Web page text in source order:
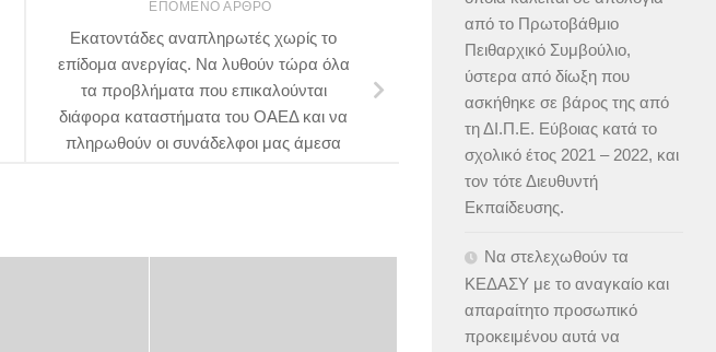
ΕΠΌΜΕΝΟ ΆΡΘΡΟ
Εκατοντάδες αναπληρωτές χωρίς το
επίδομα ανεργίας. Να λυθούν τώρα όλα
τα προβλήματα που επικαλούνται
διάφορα καταστήματα του ΟΑΕΔ και να
πληρωθούν οι συνάδελφοι μας άμεσα
από το Πρωτοβάθμιο
Πειθαρχικό Συμβούλιο,
ύστερα από δίωξη που
ασκήθηκε σε βάρος της από
τη ΔΙ.Π.Ε. Εύβοιας κατά το
σχολικό έτος 2021 – 2022, και
τον τότε Διευθυντή
Εκπαίδευσης.
Να στελεχωθούν τα
ΚΕΔΑΣΥ με το αναγκαίο και
απαραίτητο προσωπικό
προκειμένου αυτά να